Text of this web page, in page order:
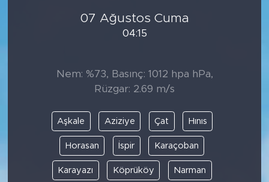
07 Ağustos Cuma
04:15
Nem: %73, Basınç: 1012 hpa hPa,
Rüzgar: 2.69 m/s
Aşkale Aziziye Çat Hınıs
Horasan İspir Karaçoban
Karayazı Köprüköy Narman
POLİTİKA
EKONOMİ
SPOR